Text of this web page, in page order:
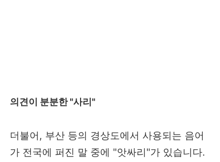
의견이 분분한 "사리"
더불어, 부산 등의 경상도에서 사용되는 음어
가 전국에 퍼진 말 중에 "앗싸리"가 있습니다.